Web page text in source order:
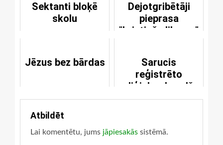
Sektanti bloķē
skolu
Dejotgribētāji
pieprasa
"kristiešu likuma"
Jēzus bez bārdas
Sarucis
reģistrēto
reliģisko draudžu
skaits
Atbildēt
Lai komentētu, jums jāpiesakās sistēmā.